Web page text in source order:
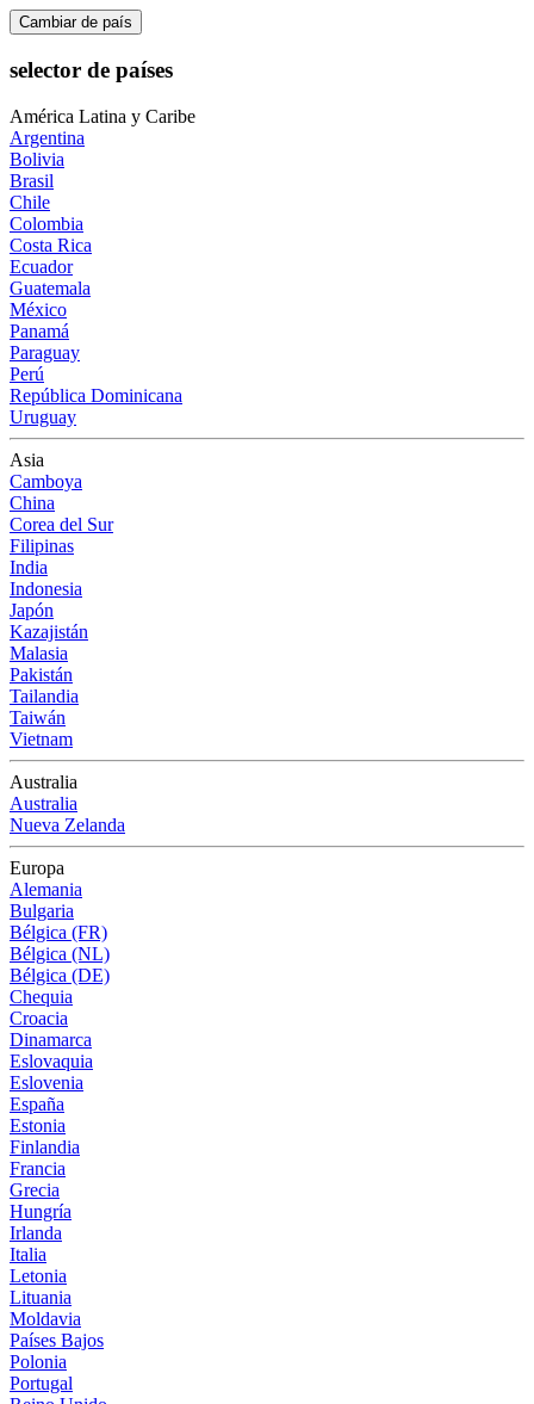
Cambiar de país
selector de países
América Latina y Caribe
Argentina
Bolivia
Brasil
Chile
Colombia
Costa Rica
Ecuador
Guatemala
México
Panamá
Paraguay
Perú
República Dominicana
Uruguay
Asia
Camboya
China
Corea del Sur
Filipinas
India
Indonesia
Japón
Kazajistán
Malasia
Pakistán
Tailandia
Taiwán
Vietnam
Australia
Australia
Nueva Zelanda
Europa
Alemania
Bulgaria
Bélgica (FR)
Bélgica (NL)
Bélgica (DE)
Chequia
Croacia
Dinamarca
Eslovaquia
Eslovenia
España
Estonia
Finlandia
Francia
Grecia
Hungría
Irlanda
Italia
Letonia
Lituania
Moldavia
Países Bajos
Polonia
Portugal